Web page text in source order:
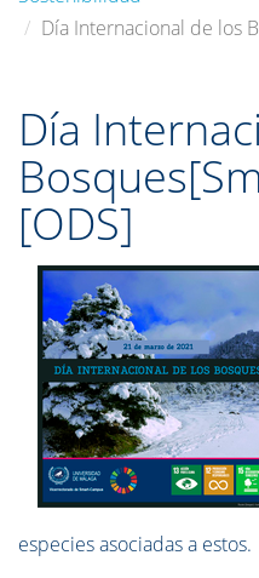
Día Internacional de los
Día
[ODS]
especies asociadas a estos.